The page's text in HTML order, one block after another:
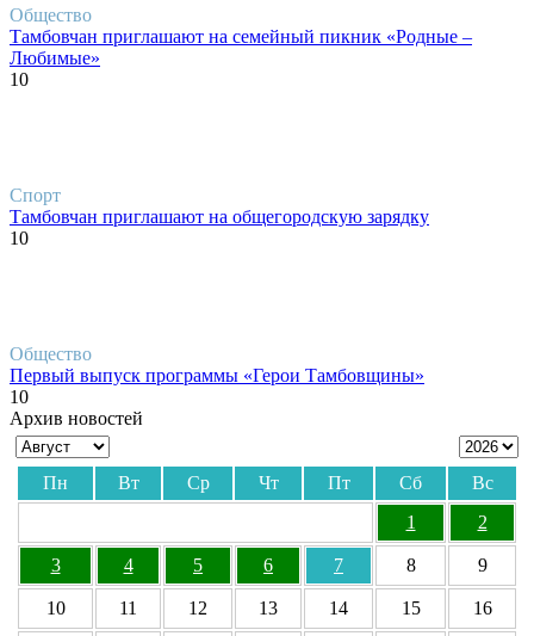
Общество
Тамбовчан приглашают на семейный пикник «Родные –
Любимые»
10
Спорт
Тамбовчан приглашают на общегородскую зарядку
10
Общество
Первый выпуск программы «Герои Тамбовщины»
10
Архив новостей
Пн Вт Ср Чт Пт Сб
Вс
1
2
3 4 5 6 7 8 9
10 11 12 13 14 15 16